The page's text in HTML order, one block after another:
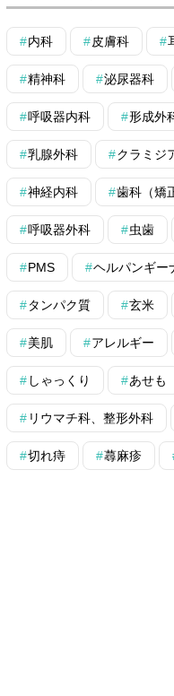
内科 皮膚科
精神科 泌尿器科
呼吸器内科 形成外
乳腺外科 クラミジ
神経内科 歯科（矯
呼吸器外科 虫歯
PMS ヘルパンギー
タンパク質 玄米
美肌 アレルギー
しゃっくり あせも
リウマチ科、整形外科
切れ痔 蕁麻疹